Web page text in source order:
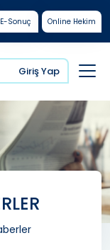
E-Sonuç Online Hekim
Giriş Yap